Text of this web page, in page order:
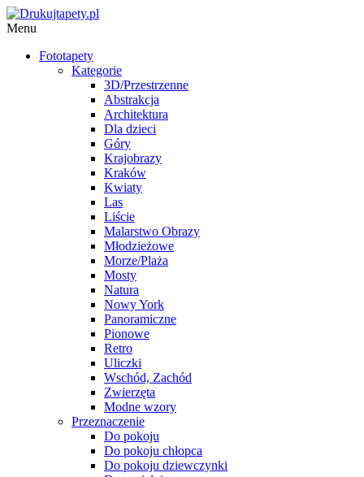
Menu
Fototapety
Kategorie
3D/Przestrzenne
Abstrakcja
Architektura
Dla dzieci
Góry
Krajobrazy
Kraków
Kwiaty
Las
Liście
Malarstwo Obrazy
Młodzieżowe
Morze/Plaża
Mosty
Natura
Nowy York
Panoramiczne
Pionowe
Retro
Uliczki
Wschód, Zachód
Zwierzęta
Modne wzory
Przeznaczenie
Do pokoju
Do pokoju chłopca
Do pokoju dziewczynki